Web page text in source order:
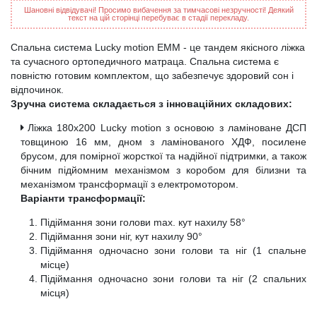
Шановні відвідувачі! Просимо вибачення за тимчасові незручності! Деякий
текст на цій сторінці перебуває в стадії перекладу.
Спальна система Lucky motion EMM - це тандем якісного ліжка
та сучасного ортопедичного матраца. Спальна система є
повністю готовим комплектом, що забезпечує здоровий сон і
відпочинок.
Зручна система складається з інноваційних складових:
Ліжка 180х200 Lucky motion з основою з ламіноване ДСП
товщиною 16 мм, дном з ламінованого ХДФ, посилене
брусом, для помірної жорсткої та надійної підтримки, а також
бічним підйомним механізмом з коробом для білизни та
механізмом трансформації з електромотором.
Варіанти трансформації:
Підіймання зони голови max. кут нахилу 58°
Підіймання зони ніг, кут нахилу 90°
Підіймання одночасно зони голови та ніг (1 спальне
місце)
Підіймання одночасно зони голови та ніг (2 спальних
місця)